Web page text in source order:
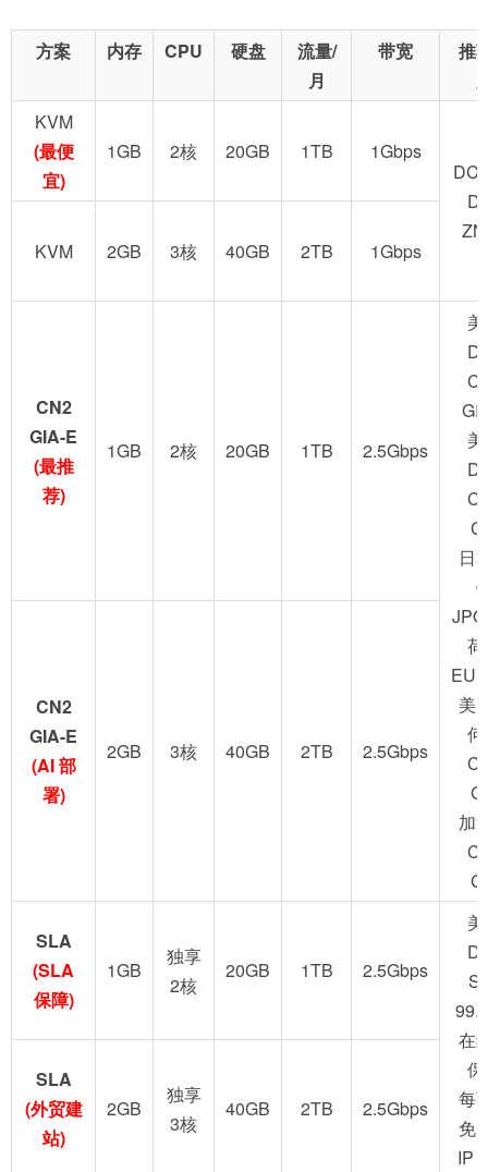
方案 内存 CPU 硬盘
流量/
月
带宽
推
KVM
(最便
宜)
1GB 2核 20GB 1TB
1Gbps
KVM
2GB 3核 40GB 2TB 1Gbps
CN2
GIA-E
(最推
荐)
1GB 2核 20GB 1TB 2.5Gbps
日
美
加
CN2
GIA-E
(AI 部
署)
2GB 3核 40GB 2TB 2.5Gbps
SLA
(SLA
保障)
1GB
独享
2核
20GB 1TB 2.5Gbps
在
每
免
IP
SLA
(外贸建
站)
2GB
独享
3核
40GB 2TB 2.5Gbps